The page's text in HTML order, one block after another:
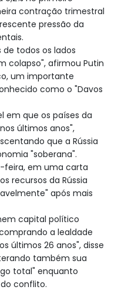
contração trimestral
pressão da
todos os lados
colapso", afirmou Putin
um importante
como o "Davos
em que os países da
últimos anos",
que a Rússia
"soberana".
feira, em uma carta
recursos da Rússia
após mais
capital político
a lealdade
últimos 26 anos", disse
também sua
total" enquanto
conflito.